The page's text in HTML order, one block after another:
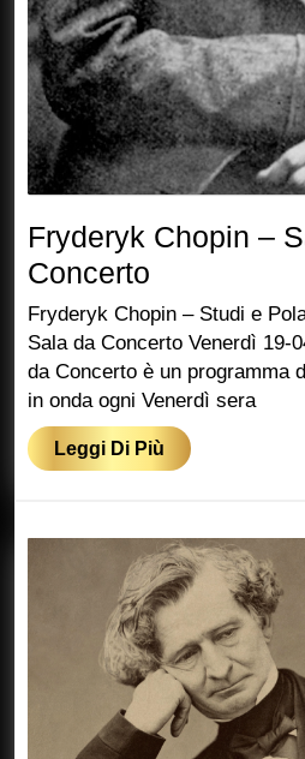
Fryderyk Chopin –
Concerto
Chopin
–
Sala
da
Concerto
Fryderyk Chopin – Studi e
Sala da Concerto Venerdì 19-
da Concerto è un programma
in onda ogni Venerdì sera
Leggi Di Più Leggi
Di